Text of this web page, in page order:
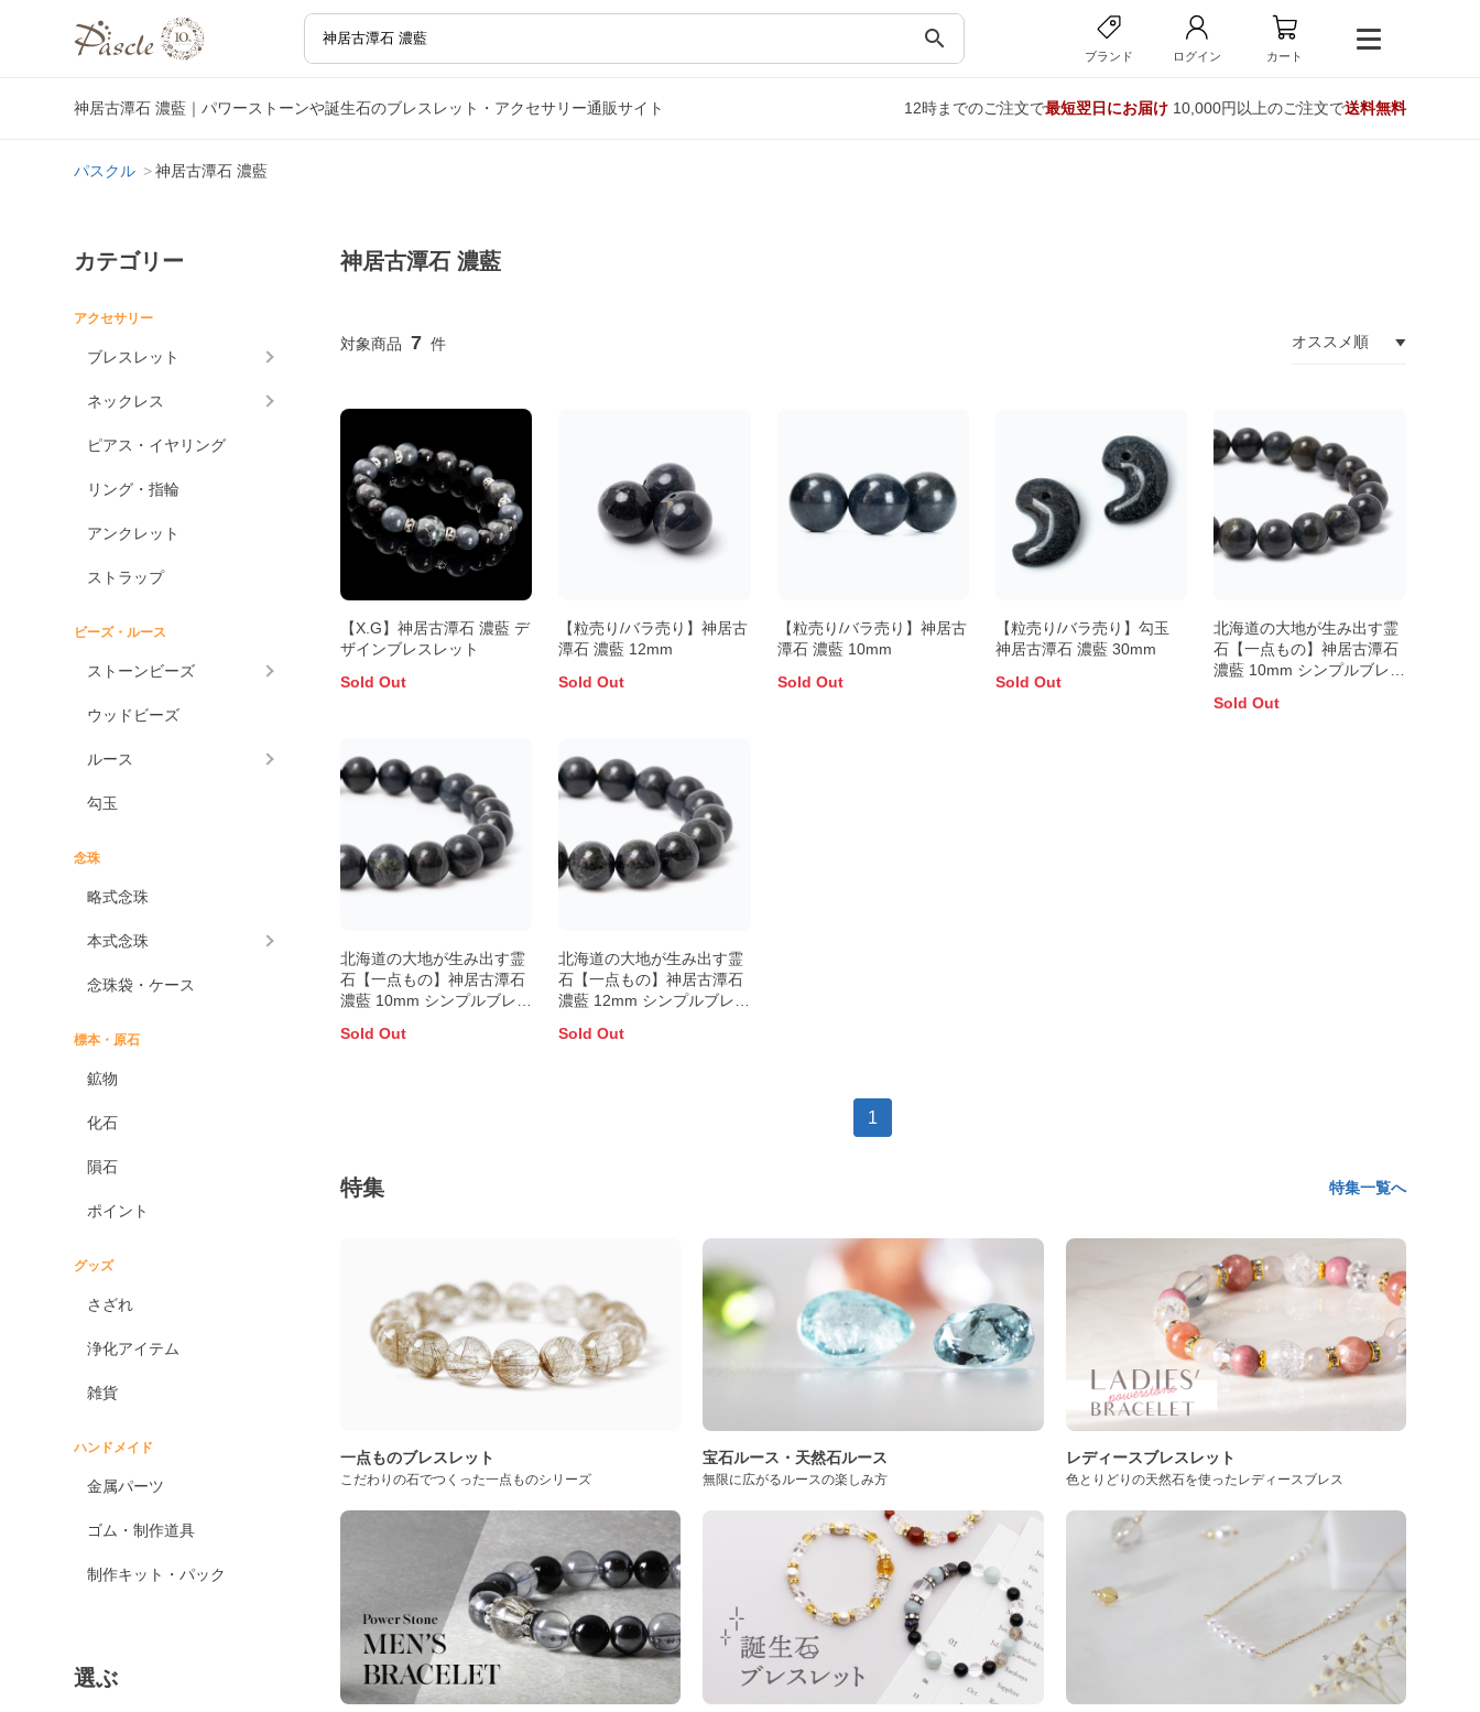
search
ブランド ログイン カート
神居古潭石 濃藍｜パワーストーンや誕生石のブレスレット・アクセサリー通販サイト 12時までのご注文で最短翌日にお届け10,000円以上のご注文で送料無料
パスクル 神居古潭石 濃藍
カテゴリー
アクセサリー
ブレスレット
ネックレス
ピアス・イヤリング
リング・指輪
アンクレット
ストラップ
ビーズ・ルース
ストーンビーズ
ウッドビーズ
ルース
勾玉
念珠
略式念珠
本式念珠
念珠袋・ケース
標本・原石
鉱物
化石
隕石
ポイント
グッズ
さざれ
浄化アイテム
雑貨
ハンドメイド
金属パーツ
ゴム・制作道具
制作キット・パック
選ぶ
神居古潭石 濃藍
7
【X.G】神居古潭石 濃藍 デ
ザインブレスレット
Sold Out
【粒売り/バラ売り】神居古
潭石 濃藍 12mm
Sold Out
【粒売り/バラ売り】神居古
潭石 濃藍 10mm
Sold Out
【粒売り/バラ売り】勾玉
神居古潭石 濃藍 30mm
Sold Out
北海道の大地が生み出す霊
石【一点もの】神居古潭石
濃藍 10mm シンプルブレス
Sold Out
北海道の大地が生み出す霊
石【一点もの】神居古潭石
濃藍 10mm シンプルブレス
Sold Out
北海道の大地が生み出す霊
石【一点もの】神居古潭石
濃藍 12mm シンプルブレス
Sold Out
1
特集 特集一覧へ
一点ものブレスレット
こだわりの石でつくった一点ものシリーズ
宝石ルース・天然石ルース
無限に広がるルースの楽しみ方
レディースブレスレット
色とりどりの天然石を使ったレディースブレス